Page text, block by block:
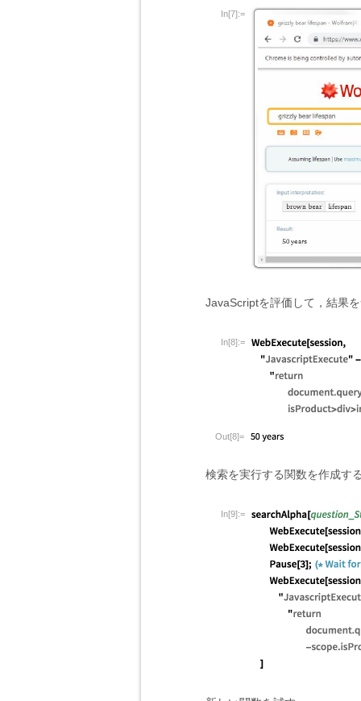
In[7]:=
JavaScriptを評価して，結果
In[8]:=
Out[8]=
検索を実行する関数を作成す
In[9]:=